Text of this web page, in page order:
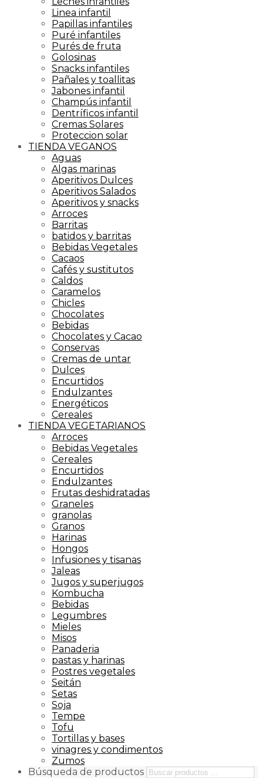
Linea infantil
Papillas infantiles
Puré infantiles
Purés de fruta
Golosinas
Snacks infantiles
Pañales y toallitas
Jabones infantil
Champús infantil
Dentríficos infantil
Cremas Solares
Proteccion solar
TIENDA VEGANOS
Aguas
Algas marinas
Aperitivos Dulces
Aperitivos Salados
Aperitivos y snacks
Arroces
Barritas
batidos y barritas
Bebidas Vegetales
Cacaos
Cafés y sustitutos
Caldos
Caramelos
Chicles
Chocolates
Bebidas
Chocolates y Cacao
Conservas
Cremas de untar
Dulces
Encurtidos
Endulzantes
Energéticos
Cereales
TIENDA VEGETARIANOS
Arroces
Bebidas Vegetales
Cereales
Encurtidos
Endulzantes
Frutas deshidratadas
Graneles
granolas
Granos
Harinas
Hongos
Infusiones y tisanas
Jaleas
Jugos y superjugos
Kombucha
Bebidas
Legumbres
Mieles
Misos
Panaderia
pastas y harinas
Postres vegetales
Seitán
Setas
Soja
Tempe
Tofu
Tortillas y bases
vinagres y condimentos
Zumos
Búsqueda de productos